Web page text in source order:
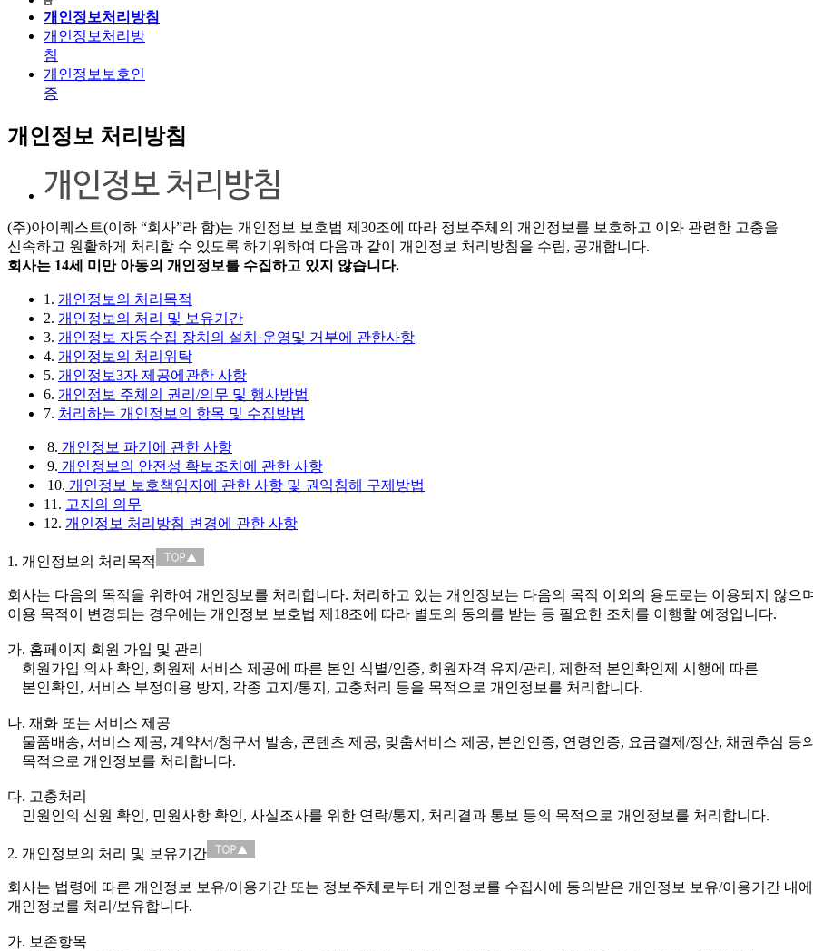
개인정보처리방침
개인정보처리방
침
개인정보보호인
증
개인정보 처리방침
(주)아이퀘스트(이하 “회사”라 함)는 개인정보 보호법 제30조에 따라 정보주체의 개인정보를 보호하고 이와 관련한 고충을
신속하고 원활하게 처리할 수 있도록 하기위하여 다음과 같이 개인정보 처리방침을 수립, 공개합니다.
회사는 14세 미만 아동의 개인정보를 수집하고 있지 않습니다.
1. 개인정보의 처리목적
2. 개인정보의 처리 및 보유기간
3. 개인정보 자동수집 장치의 설치·운영및 거부에 관한사항
4. 개인정보의 처리위탁
5. 개인정보3자 제공에관한 사항
6. 개인정보 주체의 권리/의무 및 행사방법
7. 처리하는 개인정보의 항목 및 수집방법
8. 개인정보 파기에 관한 사항
9. 개인정보의 안전성 확보조치에 관한 사항
10. 개인정보 보호책임자에 관한 사항 및 권익침해 구제방법
11. 고지의 의무
12. 개인정보 처리방침 변경에 관한 사항
1. 개인정보의 처리목적
회사는 다음의 목적을 위하여 개인정보를 처리합니다. 처리하고 있는 개인정보는 다음의 목적 이외의 용도로는 이용되지 않으
이용 목적이 변경되는 경우에는 개인정보 보호법 제18조에 따라 별도의 동의를 받는 등 필요한 조치를 이행할 예정입니다.
가. 홈페이지 회원 가입 및 관리
회원가입 의사 확인, 회원제 서비스 제공에 따른 본인 식별/인증, 회원자격 유지/관리, 제한적 본인확인제 시행에 따른
본인확인, 서비스 부정이용 방지, 각종 고지/통지, 고충처리 등을 목적으로 개인정보를 처리합니다.
나. 재화 또는 서비스 제공
물품배송, 서비스 제공, 계약서/청구서 발송, 콘텐츠 제공, 맞춤서비스 제공, 본인인증, 연령인증, 요금결제/정산, 채권추심 등
목적으로 개인정보를 처리합니다.
다. 고충처리
민원인의 신원 확인, 민원사항 확인, 사실조사를 위한 연락/통지, 처리결과 통보 등의 목적으로 개인정보를 처리합니다.
2. 개인정보의 처리 및 보유기간
회사는 법령에 따른 개인정보 보유/이용기간 또는 정보주체로부터 개인정보를 수집시에 동의받은 개인정보 보유/이용기간 내
개인정보를 처리/보유합니다.
가. 보존항목